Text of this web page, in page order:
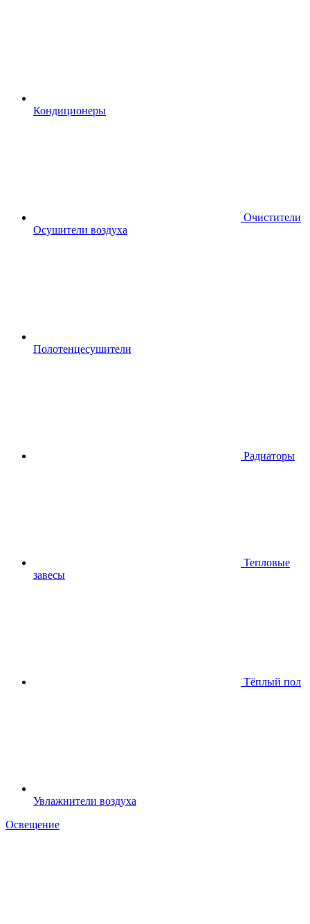
Кондиционеры
Очистители
Осушители воздуха
Полотенцесушители
Радиаторы
Тепловые
завесы
Тёплый пол
Увлажнители воздуха
Освещение